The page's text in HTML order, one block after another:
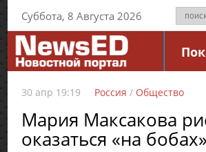
Суббота, 8 Августа 2026
30 апр 19:19 Россия / Общество
Мария Максакова
оказаться «на